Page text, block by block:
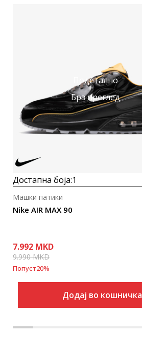
Подетално
Брз преглед
Достапна боја:1
Nike AIR MAX 90
Машки патики
7.992 MKD
9.990MKD
Попуст20%
Додај во кошничка